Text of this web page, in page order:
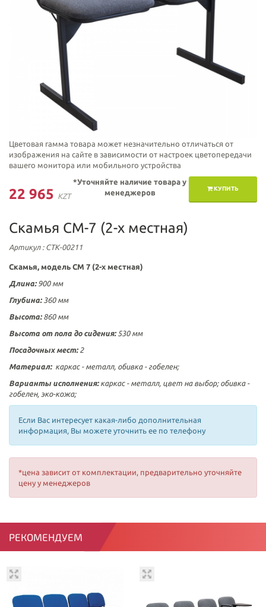
Цветовая гамма товара может незначительно отличаться от
изображения на сайте в зависимости от настроек цветопередачи
вашего монитора или мобильного устройства
22 965 KZT
КУПИТЬ
*Уточняйте наличие товара у
менеджеров
Скамья СМ-7 (2-х местная)
Артикул: СТК-00211
Скамья, модель СМ 7 (2-х местная)
Длина:900 мм
Глубина:360 мм
Высота: 860 мм
Высота от пола до сидения:530 мм
Посадочных мест:2
Материал: каркас - металл, обивка - гобелен;
Варианты исполнения: каркас - металл, цвет на выбор; обивка -
гобелен, эко-кожа;
Если Вас интересует какая-либо дополнительная
информация, Вы можете уточнить ее по телефону
*цена зависит от комплектации, предварительно уточняйте
цену у менеджеров
РЕКОМЕНДУЕМ